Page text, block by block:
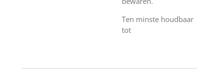
Ten minste houdbaar
tot